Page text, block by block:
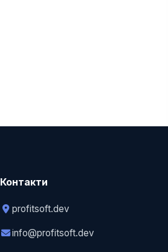
Контакти
profitsoft.dev
info@profitsoft.dev